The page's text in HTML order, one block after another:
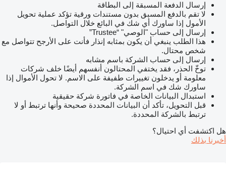
إرسال الدفعة المسبقة إلى البطاقة
لا تقم بالدفع المسبق بدون مستندات ورقية تؤكد عملية تحويل
الأمول إذا ساورك أي شك في البائع خلال التواصل.
إرسال إلى حساب "الوصي" “Trustee”
هذا الطلب ينبغي أن يكون بمثابه إنذار فأنت على الأرجح تتواصل مع
شخص محتال.
إرسال إلى حساب الشركة باسم مشابه
توخّ الحذر، فقد يختفي المحتالون أنفسهم أيضًا خلف شركات
معلومة أو يدخلون تغييرات طفيفة على الاسم. لا تحول الأموال إذا
ساورك شك في اسم الشركة.
استبدال البيانات الخاصة في فاتورة شركة حقيقية
قبل التحويل، تأكد أن البيانات المحددة صحيحة وأنها ترتبط أو لا
ترتبط بالشركة المحددة.
هل اكتشفت أي احتيال؟
أخبرنا بذلك